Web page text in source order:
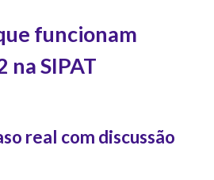
funcionam
na SIPAT
real com discussão